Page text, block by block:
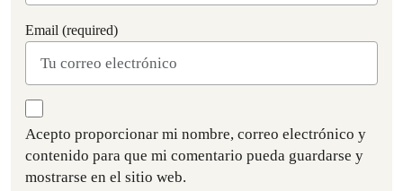
Email (required)
Acepto proporcionar mi nombre, correo electrónico y
contenido para que mi comentario pueda guardarse y
mostrarse en el sitio web.